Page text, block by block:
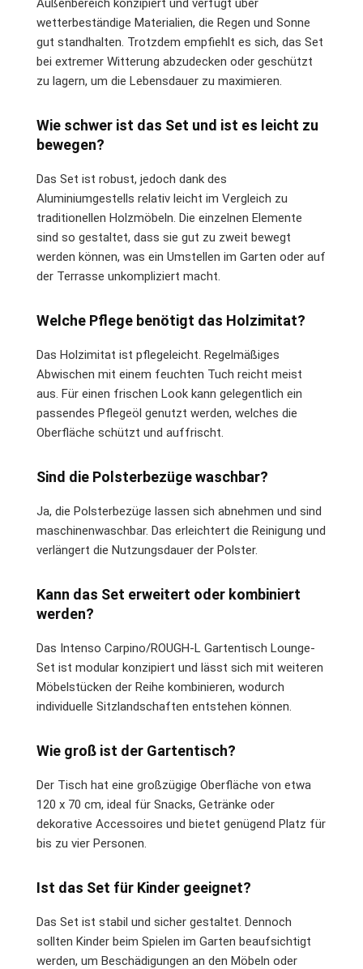
wetterbeständige Materialien, die Regen und Sonne
gut standhalten. Trotzdem empfiehlt es sich, das Set
bei extremer Witterung abzudecken oder geschützt
zu lagern, um die Lebensdauer zu maximieren.
Wie schwer ist das Set und ist es leicht zu
bewegen?
Das Set ist robust, jedoch dank des
Aluminiumgestells relativ leicht im Vergleich zu
traditionellen Holzmöbeln. Die einzelnen Elemente
sind so gestaltet, dass sie gut zu zweit bewegt
werden können, was ein Umstellen im Garten oder auf
der Terrasse unkompliziert macht.
Welche Pflege benötigt das Holzimitat?
Das Holzimitat ist pflegeleicht. Regelmäßiges
Abwischen mit einem feuchten Tuch reicht meist
aus. Für einen frischen Look kann gelegentlich ein
passendes Pflegeöl genutzt werden, welches die
Oberfläche schützt und auffrischt.
Sind die Polsterbezüge waschbar?
Ja, die Polsterbezüge lassen sich abnehmen und sind
maschinenwaschbar. Das erleichtert die Reinigung und
verlängert die Nutzungsdauer der Polster.
Kann das Set erweitert oder kombiniert
werden?
Das Intenso Carpino/ROUGH-L Gartentisch Lounge-
Set ist modular konzipiert und lässt sich mit weiteren
Möbelstücken der Reihe kombinieren, wodurch
individuelle Sitzlandschaften entstehen können.
Wie groß ist der Gartentisch?
Der Tisch hat eine großzügige Oberfläche von etwa
120 x 70 cm, ideal für Snacks, Getränke oder
dekorative Accessoires und bietet genügend Platz für
bis zu vier Personen.
Ist das Set für Kinder geeignet?
Das Set ist stabil und sicher gestaltet. Dennoch
sollten Kinder beim Spielen im Garten beaufsichtigt
werden, um Beschädigungen an den Möbeln oder